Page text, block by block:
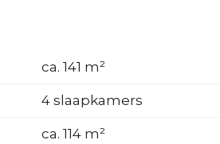
ca. 141 m²
4 slaapkamers
ca. 114 m²